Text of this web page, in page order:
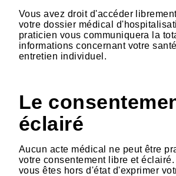
Vous avez droit d'accéder
votre dossier médical
praticien vous communiquera la
informations concernant votre
entretien individuel.
Le
éclairé
Aucun acte médical ne peut être
votre consentement libre et
vous êtes hors d'état d'exprimer